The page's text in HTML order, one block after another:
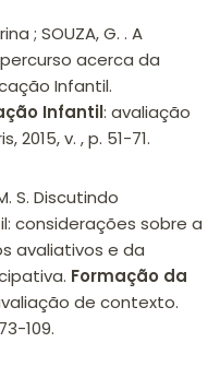
; SOUZA, G. . A
acerca da
Infantil.
Infantil: avaliação
2015, v. , p. 51-71.
S. Discutindo
considerações sobre a
avaliativos e da
Formação da
de contexto.
109.